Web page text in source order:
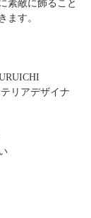
素敵に飾ること
ます。
リアデザイナ